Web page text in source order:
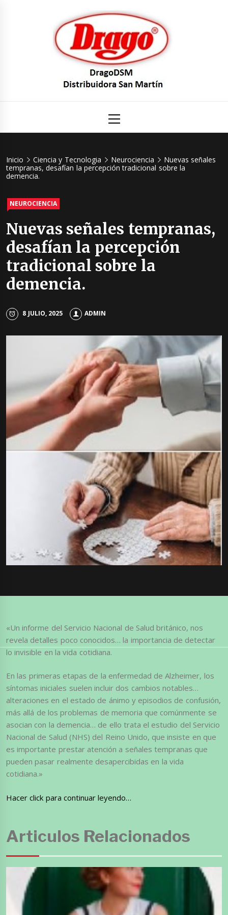
San
principal
Inicio Ciencia y Tecnologia Neurociencia
Nuevas señales
tempranas, desafían la percepción tradicional sobre la
demencia.
NEUROCIENCIA
Nuevas señales tempranas,
desafían la percepción
tradicional sobre la
demencia.
8 JULIO, 2025 ADMIN
«Un informe del Servicio Nacional de Salud británico, nos
revela detalles poco conocidos… la importancia de detectar
lo invisible en la vida cotidiana.
En las primeras etapas de la enfermedad de Alzheimer, los
síntomas iniciales suelen incluir dos cambios notables…
alteraciones en el estado de ánimo y episodios de confusión,
más allá de los problemas de memoria que comúnmente se
asocian con la demencia… de ello trata el estudio del Servicio
Nacional de Salud (NHS) del Reino Unido, que insiste en que
es importante prestar atención a señales tempranas que
pueden pasar realmente desapercibidas en la vida
cotidiana.»
Hacer click para continuar leyendo…
Articulos Relacionados